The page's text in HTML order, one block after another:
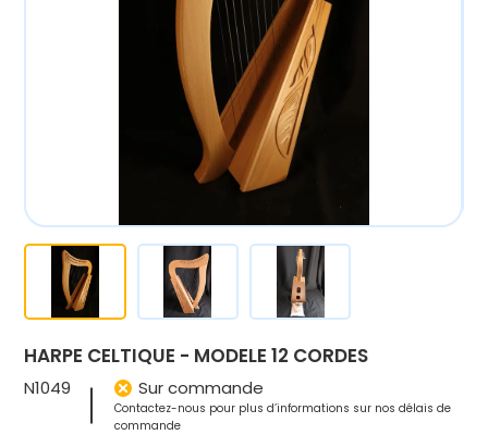
HARPE CELTIQUE - MODELE 12 CORDES
N1049 Sur commande
Contactez-nous pour plus d’informations sur nos délais de
commande